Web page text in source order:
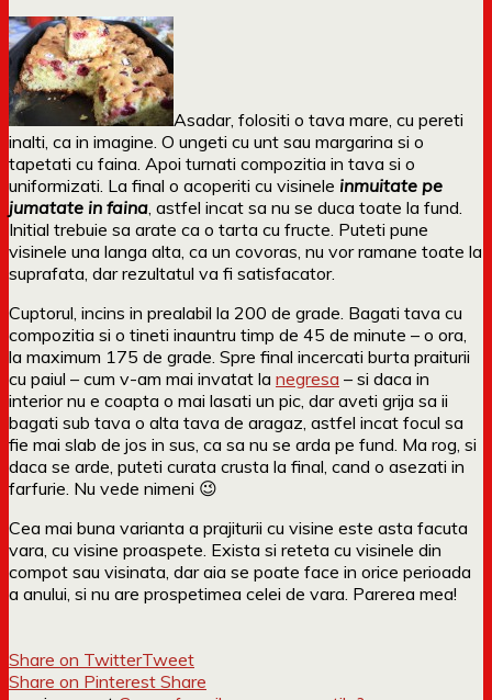
Asadar, folositi o tava mare, cu pereti
inalti, ca in imagine. O ungeti cu unt sau margarina si o
tapetati cu faina. Apoi turnati compozitia in tava si o
uniformizati. La final o acoperiti cu visinele inmuitate pe
jumatate in faina , astfel incat sa nu se duca toate la fund.
Initial trebuie sa arate ca o tarta cu fructe. Puteti pune
visinele una langa alta, ca un covoras, nu vor ramane toate la
suprafata, dar rezultatul va fi satisfacator.
Cuptorul, incins in prealabil la 200 de grade. Bagati tava cu
compozitia si o tineti inauntru timp de 45 de minute – o ora,
la maximum 175 de grade. Spre final incercati burta praiturii
cu paiul – cum v-am mai invatat la negresa – si daca in
interior nu e coapta o mai lasati un pic, dar aveti grija sa ii
bagati sub tava o alta tava de aragaz, astfel incat focul sa
fie mai slab de jos in sus, ca sa nu se arda pe fund. Ma rog, si
daca se arde, puteti curata crusta la final, cand o asezati in
farfurie. Nu vede nimeni 😉
Cea mai buna varianta a prajiturii cu visine este asta facuta
vara, cu visine proaspete. Exista si reteta cu visinele din
compot sau visinata, dar aia se poate face in orice perioada
a anului, si nu are prospetimea celei de vara. Parerea mea!
Share on TwitterTweet
Share on Pinterest Share